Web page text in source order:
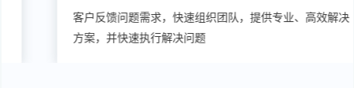
客户反馈问题需求，快速组织团队，提供专业、高效解决
方案，并快速执行解决问题